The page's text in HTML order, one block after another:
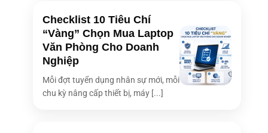
Checklist 10 Tiêu Chí
“Vàng” Chọn Mua Laptop
Văn Phòng Cho Doanh
Nghiệp
Mỗi đợt tuyển dụng nhân sự mới, mỗi
chu kỳ nâng cấp thiết bị, máy [...]